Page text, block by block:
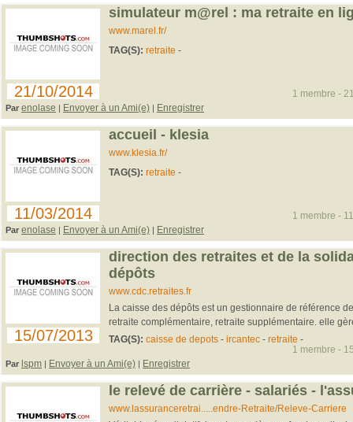
21/10/2014
simulateur m@rel : ma retraite en
www.marel.fr/
TAG(S): retraite -
Par enolase | Envoyer à un Ami(e) | Enregistrer
1 membre -
11/03/2014
accueil - klesia
www.klesia.fr/
TAG(S): retraite -
Par enolase | Envoyer à un Ami(e) | Enregistrer
1 membre -
15/07/2013
direction des retraites et de la
dépôts
www.cdc.retraites.fr
La caisse des dépôts est un gestionnaire de référence
retraite complémentaire, retraite supplémentaire. elle
TAG(S): caisse de depots- ircantec- retraite -
Par lspm | Envoyer à un Ami(e) | Enregistrer
1 membre -
le relevé de carrière - salariés -
www.lassuranceretrai.....endre-Retraite/Releve-Carriere